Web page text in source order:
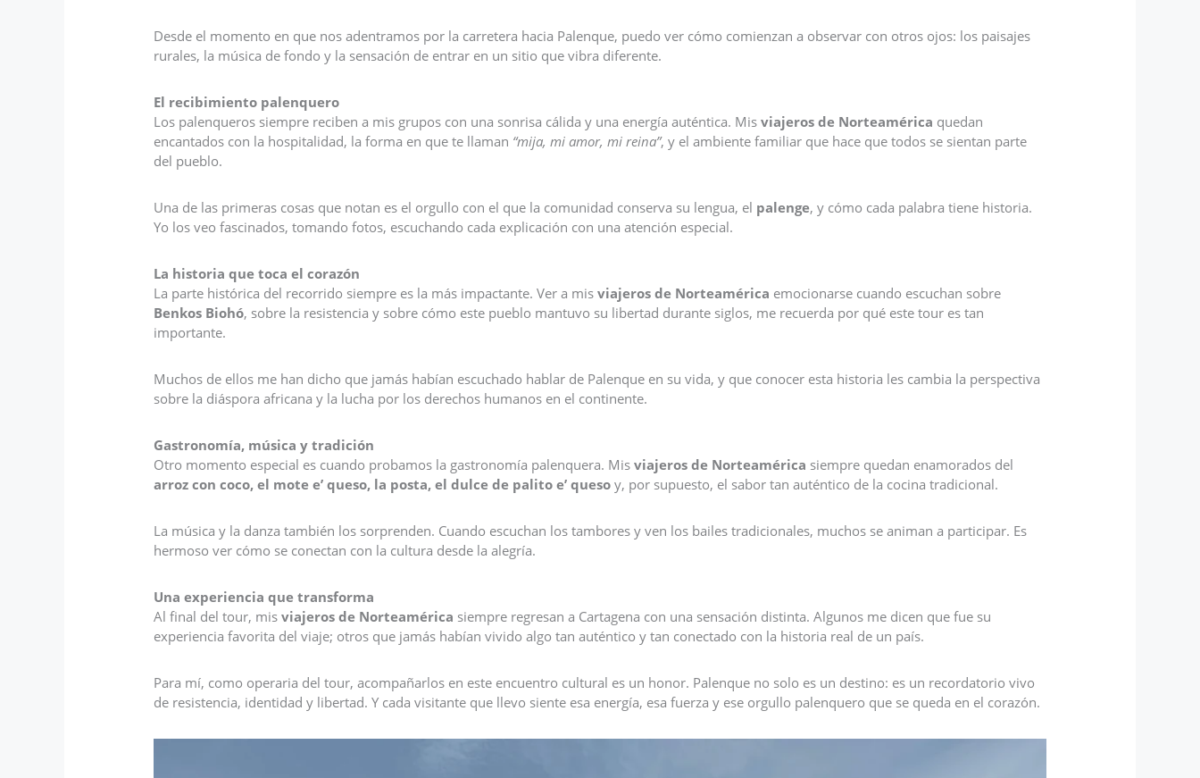
Desde el momento en que nos adentramos por la carretera hacia Palenque, puedo ver cómo comienzan a observar con otros ojos: los paisajes
rurales, la música de fondo y la sensación de entrar en un sitio que vibra diferente.
El recibimiento palenquero
Los palenqueros siempre reciben a mis grupos con una sonrisa cálida y una energía auténtica. Misviajeros de Norteamérica quedan
encantados con la hospitalidad, la forma en que te llaman “mija, mi amor, mi reina”, y el ambiente familiar que hace que todos se sientan parte
del pueblo.
Una de las primeras cosas que notan es el orgullo con el que la comunidad conserva su lengua, el palenge, y cómo cada palabra tiene historia.
Yo los veo fascinados, tomando fotos, escuchando cada explicación con una atención especial.
La historia que toca el corazón
La parte histórica del recorrido siempre es la más impactante. Ver a misviajeros de Norteamérica emocionarse cuando escuchan sobre
Benkos Biohó, sobre la resistencia y sobre cómo este pueblo mantuvo su libertad durante siglos, me recuerda por qué este tour es tan
importante.
Muchos de ellos me han dicho que jamás habían escuchado hablar de Palenque en su vida, y que conocer esta historia les cambia la perspectiva
sobre la diáspora africana y la lucha por los derechos humanos en el continente.
Gastronomía, música y tradición
Otro momento especial es cuando probamos la gastronomía palenquera. Misviajeros de Norteamérica siempre quedan enamorados del
arroz con coco, el mote e’ queso, la posta, el dulce de palito e’ queso y, por supuesto, el sabor tan auténtico de la cocina tradicional.
La música y la danza también los sorprenden. Cuando escuchan los tambores y ven los bailes tradicionales, muchos se animan a participar. Es
hermoso ver cómo se conectan con la cultura desde la alegría.
Una experiencia que transforma
Al final del tour, misviajeros de Norteamérica siempre regresan a Cartagena con una sensación distinta. Algunos me dicen que fue su
experiencia favorita del viaje; otros que jamás habían vivido algo tan auténtico y tan conectado con la historia real de un país.
Para mí, como operaria del tour, acompañarlos en este encuentro cultural es un honor. Palenque no solo es un destino: es un recordatorio vivo
de resistencia, identidad y libertad. Y cada visitante que llevo siente esa energía, esa fuerza y ese orgullo palenquero que se queda en el corazón.